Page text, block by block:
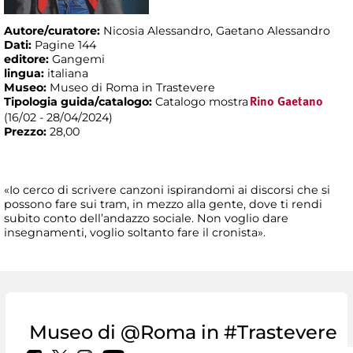
Autore/curatore: Nicosia Alessandro, Gaetano Alessandro
Dati: Pagine 144
editore: Gangemi
lingua: italiana
Museo: Museo di Roma in Trastevere
Tipologia guida/catalogo: Catalogo mostra Rino Gaetano
(16/02 - 28/04/2024)
Prezzo: 28,00
«Io cerco di scrivere canzoni ispirandomi ai discorsi che si
possono fare sui tram, in mezzo alla gente, dove ti rendi
subito conto dell’andazzo sociale. Non voglio dare
insegnamenti, voglio soltanto fare il cronista».
Museo di @Roma in #Trastevere